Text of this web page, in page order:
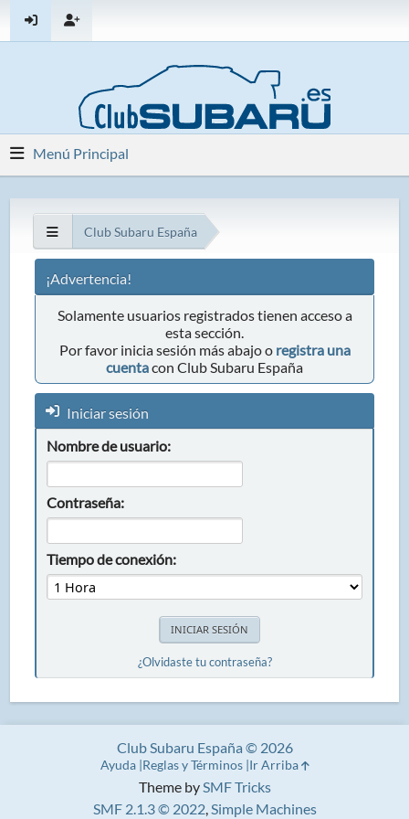
Menú Principal
Club Subaru España
¡Advertencia!
Solamente usuarios registrados tienen acceso a
esta sección.
Por favor inicia sesión más abajo o registra una
cuentacon Club Subaru España
Iniciar sesión
Nombre de usuario:
Contraseña:
Tiempo de conexión:
¿Olvidaste tu contraseña?
Theme bySMF Tricks
SMF 2.1.3 © 2022,Simple Machines
Club Subaru España © 2026
Ayuda Reglas y Términos Ir Arriba